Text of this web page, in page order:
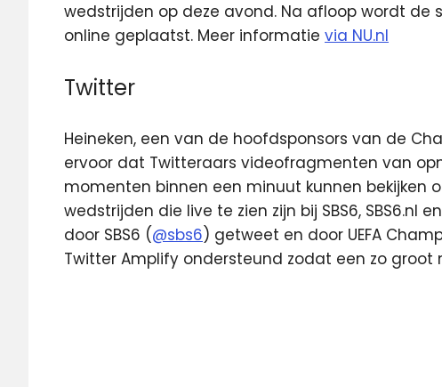
wedstrijden op deze avond. Na afloop wordt
online geplaatst. Meer informatie via NU.nl
Twitter
Heineken, een van de hoofdsponsors van de
ervoor dat Twitteraars videofragmenten van
momenten binnen een minuut kunnen bekijken
wedstrijden die live te zien zijn bij SBS6, SBS6.nl
door SBS6 (@sbs6) getweet en door UEFA
Twitter Amplify ondersteund zodat een zo groot